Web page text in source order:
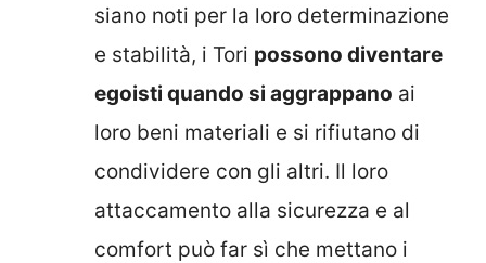
siano noti per la loro determinazione
e stabilità, i Tori possono diventare
egoisti quando si aggrappano ai
loro beni materiali e si rifiutano di
condividere con gli altri. Il loro
attaccamento alla sicurezza e al
comfort può far sì che mettano i